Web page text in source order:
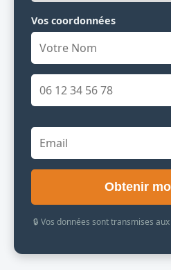
Vos coordonnées
Obtenir
🔒 Vos données sont transmises